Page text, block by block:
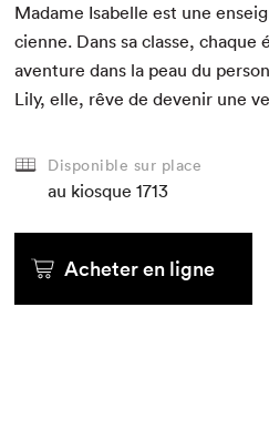
Madame Isabelle est une
ci­enne. Dans sa classe, chaque
aven­ture dans la peau du
Lily, elle, rêve de devenir une
Disponible sur place
au kiosque 1713
Acheter en ligne